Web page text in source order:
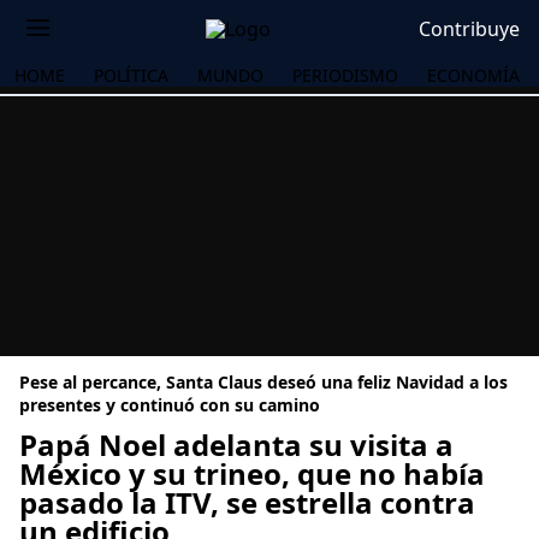
Contribuye
HOME POLÍTICA MUNDO PERIODISMO ECONOMÍA
Pese al percance, Santa Claus deseó una feliz Navidad a los
presentes y continuó con su camino
Papá Noel adelanta su visita a
México y su trineo, que no había
pasado la ITV, se estrella contra